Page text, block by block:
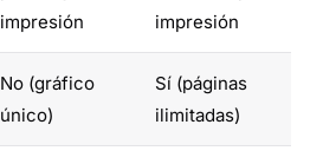
impresión
impresión
No (gráfico
único)
Sí (páginas
ilimitadas)